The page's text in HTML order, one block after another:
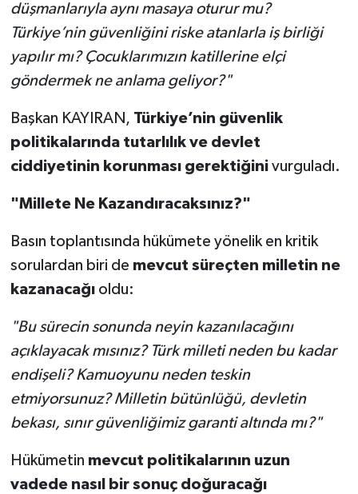
düşmanlarıyla aynı masaya oturur mu?
Türkiye’nin güvenliğini riske atanlarla iş birliği
yapılır mı? Çocuklarımızın katillerine elçi
göndermek ne anlama geliyor?"
Başkan KAYIRAN, Türkiye’nin güvenlik
politikalarında tutarlılık ve devlet
ciddiyetinin korunması gerektiğinivurguladı.
"Millete Ne Kazandıracaksınız?"
Basın toplantısında hükümete yönelik en kritik
sorulardan biri de mevcut süreçten milletin ne
kazanacağıoldu:
"Bu sürecin sonunda neyin kazanılacağını
açıklayacak mısınız? Türk milleti neden bu kadar
endişeli? Kamuoyunu neden teskin
etmiyorsunuz? Milletin bütünlüğü, devletin
bekası, sınır güvenliğimiz garanti altında mı?"
Hükümetin mevcut politikalarının uzun
vadede nasıl bir sonuç doğuracağı